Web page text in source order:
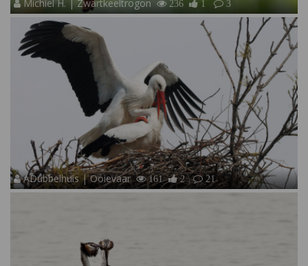
Michiel H. | Zwartkeeltrogon 236 1 3
ADubbelhuis | Ooievaar 161 2 21